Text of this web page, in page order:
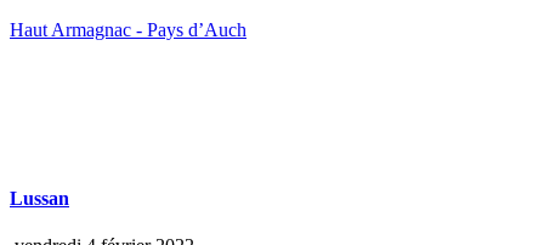
Haut Armagnac - Pays d’Auch
Lussan